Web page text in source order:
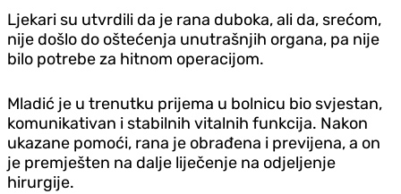
Ljekari su utvrdili da je rana duboka, ali da, srećom,
nije došlo do oštećenja unutrašnjih organa, pa nije
bilo potrebe za hitnom operacijom.
Mladić je u trenutku prijema u bolnicu bio svjestan,
komunikativan i stabilnih vitalnih funkcija. Nakon
ukazane pomoći, rana je obrađena i previjena, a on
je premješten na dalje liječenje na odjeljenje
hirurgije.